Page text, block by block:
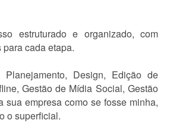
estruturado e organizado, com
cada etapa.
Design, Edição de
Gestão de Mídia Social, Gestão
sua empresa como se fosse minha,
o superficial.